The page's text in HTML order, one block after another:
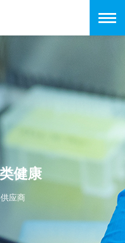
健康
应商